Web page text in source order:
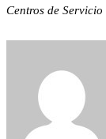
Centros de